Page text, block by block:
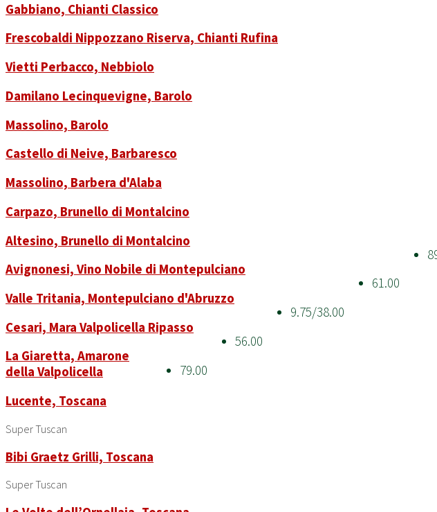
Gabbiano, Chianti Classico
Frescobaldi Nippozzano Riserva, Chianti Rufina
Vietti Perbacco, Nebbiolo
Damilano Lecinquevigne, Barolo
Massolino, Barolo
Castello di Neive, Barbaresco
Massolino, Barbera d'Alaba
Carpazo, Brunello di Montalcino
Altesino, Brunello di Montalcino
61.00
Avignonesi, Vino Nobile di Montepulciano
9.75/38.00
Valle Tritania, Montepulciano d'Abruzzo
56.00
Cesari, Mara Valpolicella Ripasso
79.00
La Giaretta, Amarone
della Valpolicella
Lucente, Toscana
Super Tuscan
Bibi Graetz Grilli, Toscana
Super Tuscan